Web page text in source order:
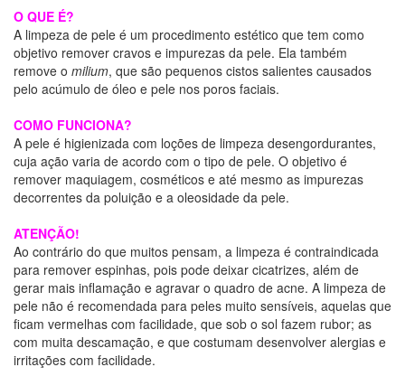
O QUE É?
A limpeza de pele é um procedimento estético que tem como
objetivo remover cravos e impurezas da pele. Ela também
remove o milium, que são pequenos cistos salientes causados
pelo acúmulo de óleo e pele nos poros faciais.
COMO FUNCIONA?
A pele é higienizada com loções de limpeza desengordurantes,
cuja ação varia de acordo com o tipo de pele. O objetivo é
remover maquiagem, cosméticos e até mesmo as impurezas
decorrentes da poluição e a oleosidade da pele.
ATENÇÃO!
Ao contrário do que muitos pensam, a limpeza é contraindicada
para remover espinhas, pois pode deixar cicatrizes, além de
gerar mais inflamação e agravar o quadro de acne. A limpeza de
pele não é recomendada para peles muito sensíveis, aquelas que
ficam vermelhas com facilidade, que sob o sol fazem rubor; as
com muita descamação, e que costumam desenvolver alergias e
irritações com facilidade.